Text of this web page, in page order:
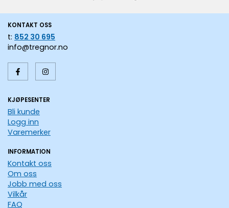
KONTAKT OSS
t: 852 30 695
info@tregnor.no
KJØPESENTER
Bli kunde
Logg inn
Varemerker
INFORMATION
Kontakt oss
Om oss
Jobb med oss
Vilkår
FAQ